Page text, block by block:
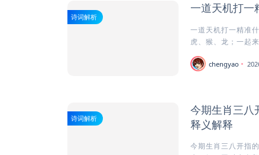
诗词解析
一道天机打一
一道天机打一精准
虎、猴、龙；一起
chengyao
诗词解析
今期生肖三八
释义解释
今期生肖三八开指